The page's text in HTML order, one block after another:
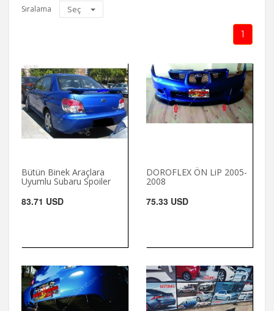
Sıralama Seç
1
Bütün Binek Araçlara
Uyumlu Subaru Spoiler
83.71 USD
DOROFLEX ÖN LiP 2005-
2008
75.33 USD